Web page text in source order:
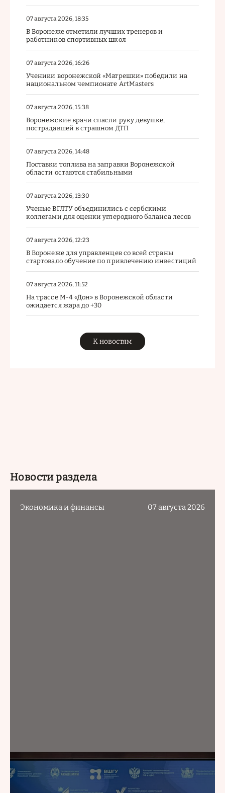
07 августа 2026, 18:35
В Воронеже отметили лучших тренеров и
работников спортивных школ
07 августа 2026, 16:26
Ученики воронежской «Матрешки» победили на
национальном чемпионате ArtMasters
07 августа 2026, 15:38
Воронежские врачи спасли руку девушке,
пострадавшей в страшном ДТП
07 августа 2026, 14:48
Поставки топлива на заправки Воронежской
области остаются стабильными
07 августа 2026, 13:30
Ученые ВГЛТУ объединились с сербскими
коллегами для оценки углеродного баланса лесов
07 августа 2026, 12:23
В Воронеже для управленцев со всей страны
стартовало обучение по привлечению инвестиций
07 августа 2026, 11:52
На трассе М-4 «Дон» в Воронежской области
ожидается жара до +30
К новостям
Новости раздела
Экономика и финансы 07 августа 2026